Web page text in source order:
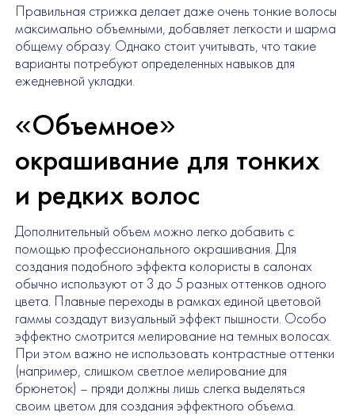
Правильная стрижка делает даже очень тонкие волосы
максимально объемными, добавляет легкости и шарма
общему образу. Однако стоит учитывать, что такие
варианты потребуют определенных навыков для
ежедневной укладки.
«Объемное»
окрашивание для тонких
и редких волос
Дополнительный объем можно легко добавить с
помощью профессионального окрашивания. Для
создания подобного эффекта колористы в салонах
обычно используют от 3 до 5 разных оттенков одного
цвета. Плавные переходы в рамках единой цветовой
гаммы создадут визуальный эффект пышности. Особо
эффектно смотрится мелирование на темных волосах.
При этом важно не использовать контрастные оттенки
(например, слишком светлое мелирование для
брюнеток) – пряди должны лишь слегка выделяться
своим цветом для создания эффектного объема.